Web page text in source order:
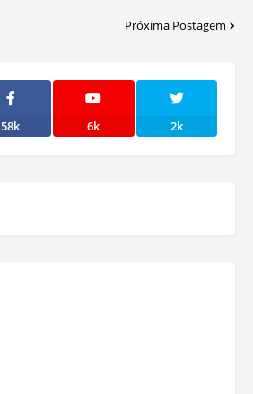
Próxima Postagem
58k 6k 2k